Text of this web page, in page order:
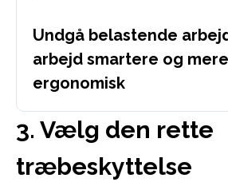
Undgå belastende
arbejd smartere og mere
ergonomisk
3. Vælg den rette
træbeskyttelse